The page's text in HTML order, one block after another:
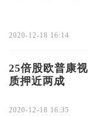
2020-12-18 16:14
25倍股欧普康
质押近两成
2020-12-18 16:35